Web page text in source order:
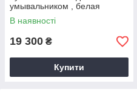
умывальником , белая
В наявності
19 300 ₴
Купити